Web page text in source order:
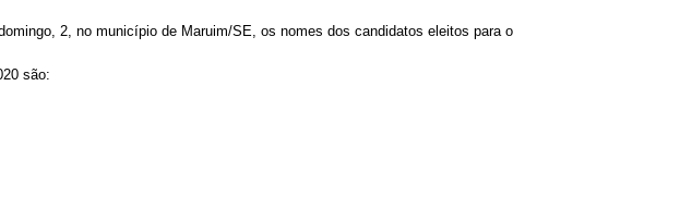
2, no município de Maruim/SE, os nomes dos candidatos eleitos para o
são: